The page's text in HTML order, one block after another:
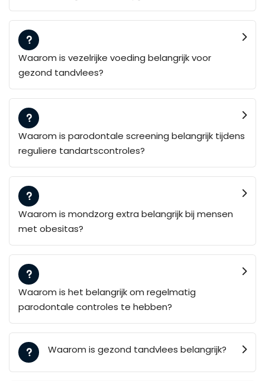
Waarom is vezelrijke voeding belangrijk voor
gezond tandvlees?
Waarom is parodontale screening belangrijk tijdens
reguliere tandartscontroles?
Waarom is mondzorg extra belangrijk bij mensen
met obesitas?
Waarom is het belangrijk om regelmatig
parodontale controles te hebben?
Waarom is gezond tandvlees belangrijk?